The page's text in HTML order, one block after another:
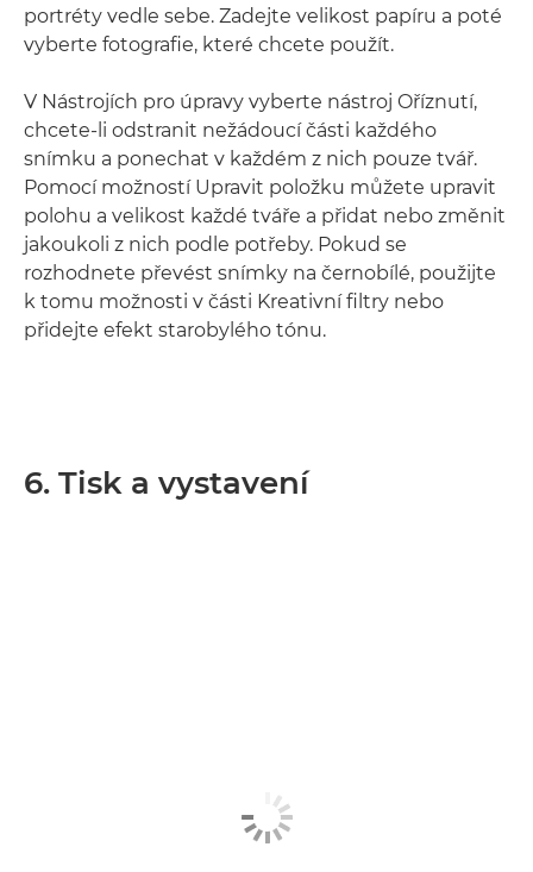
portréty vedle sebe. Zadejte velikost papíru a poté
vyberte fotografie, které chcete použít.
V Nástrojích pro úpravy vyberte nástroj Oříznutí,
chcete-li odstranit nežádoucí části každého
snímku a ponechat v každém z nich pouze tvář.
Pomocí možností Upravit položku můžete upravit
polohu a velikost každé tváře a přidat nebo změnit
jakoukoli z nich podle potřeby. Pokud se
rozhodnete převést snímky na černobílé, použijte
k tomu možnosti v části Kreativní filtry nebo
přidejte efekt starobylého tónu.
6. Tisk a vystavení